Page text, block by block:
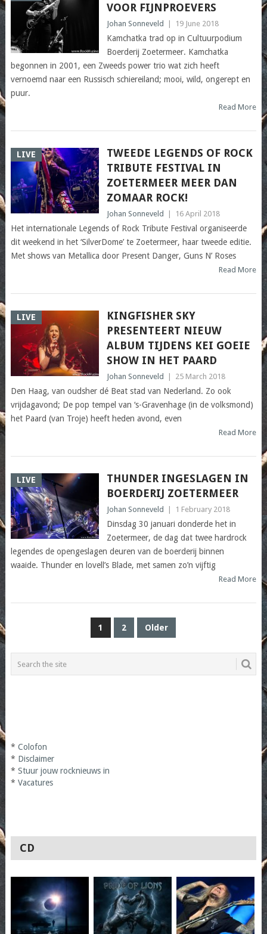
VOOR FIJNPROEVERS
Johan Sonneveld 19 June 2018
Kamchatka trad op in Cultuurpodium
Boerderij Zoetermeer. Kamchatka
begonnen in 2001, een Zweeds power trio wat zich heeft
vernoemd naar een Russisch schiereiland; mooi, wild, ongerept en
puur.
Read More
LIVE
TWEEDE LEGENDS OF ROCK
TRIBUTE FESTIVAL IN
ZOETERMEER MEER DAN
ZOMAAR ROCK!
Johan Sonneveld 16 April 2018
Het internationale Legends of Rock Tribute Festival organiseerde
dit weekend in het ‘SilverDome’ te Zoetermeer, haar tweede editie.
Met shows van Metallica door Present Danger, Guns N’ Roses
Read More
LIVE
KINGFISHER SKY
PRESENTEERT NIEUW
ALBUM TIJDENS KEI GOEIE
SHOW IN HET PAARD
Johan Sonneveld 25 March 2018
Den Haag, van oudsher dé Beat stad van Nederland. Zo ook
vrijdagavond; De pop tempel van ‘s-Gravenhage (in de volksmond)
het Paard (van Troje) heeft heden avond, even
Read More
LIVE
THUNDER INGESLAGEN IN
BOERDERIJ ZOETERMEER
Johan Sonneveld 1 February 2018
Dinsdag 30 januari donderde het in
Zoetermeer, de dag dat twee hardrock
legendes de opengeslagen deuren van de boerderij binnen
waaide. Thunder en lovell’s Blade, met samen zo’n vijftig
Read More
1 2 Older
* Colofon
* Disclaimer
* Stuur jouw rocknieuws in
* Vacatures
CD